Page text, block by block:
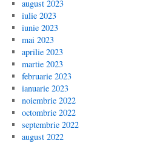
august 2023
iulie 2023
iunie 2023
mai 2023
aprilie 2023
martie 2023
februarie 2023
ianuarie 2023
noiembrie 2022
octombrie 2022
septembrie 2022
august 2022